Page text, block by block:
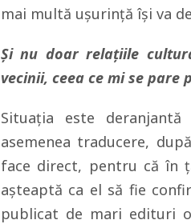
mai multă uşurinţă îşi va
Şi nu doar relaţiile
vecinii, ceea ce mi se pare
Situaţia este
asemenea traducere,
face direct, pentru că în
aşteaptă ca el să fie
publicat de mari edituri